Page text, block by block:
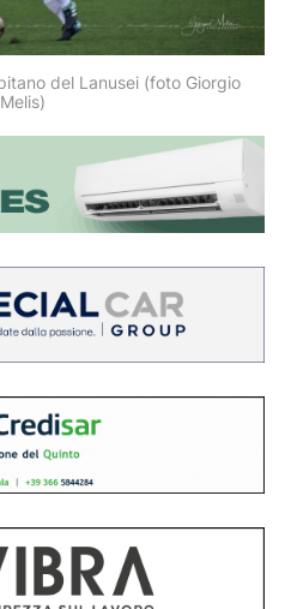
del Lanusei (foto Giorgio
Melis)